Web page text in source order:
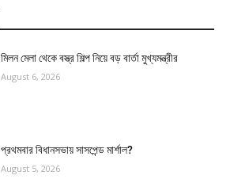
মিলন মেলা থেকে বস্ত্র শিল্প নিয়ে বড় বার্তা মুখ্যমন্ত্রীর
August 6, 2026
প্রথমবার বিধানসভায় সাসপেন্ড মার্শাল?
August 5, 2026